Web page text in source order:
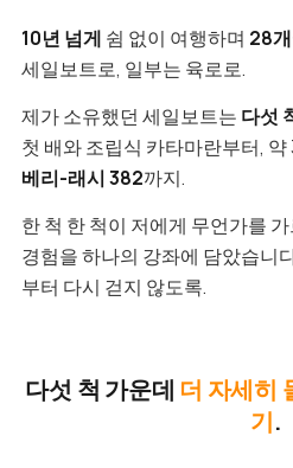
10년 넘게 쉼 없이 여행하며 28
세일보트로, 일부는 육로로.
제가 소유했던 세일보트는 다섯
첫 배와 조립식 카타마란부터,
베리-래시 382까지.
한 척 한 척이 저에게 무언가를
경험을 하나의 강좌에 담았습니
부터 다시 걷지 않도록.
다섯 척 가운데 더 자세히
기.